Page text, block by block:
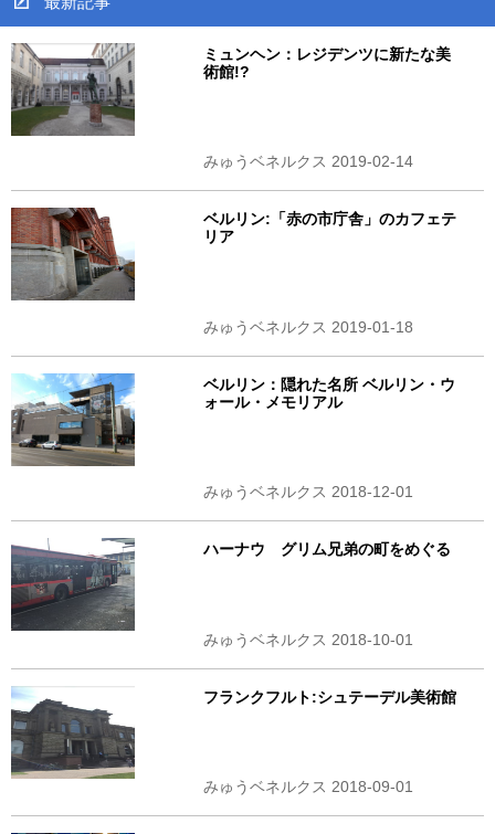
ミュンヘン：レジデンツに新たな美
術館!?
みゅうベネルクス 2019-02-14
ベルリン:「赤の市庁舎」のカフェテ
リア
みゅうベネルクス 2019-01-18
ベルリン：隠れた名所 ベルリン・ウ
ォール・メモリアル
みゅうベネルクス 2018-12-01
ハーナウ グリム兄弟の町をめぐる
みゅうベネルクス 2018-10-01
フランクフルト:シュテーデル美術館
みゅうベネルクス 2018-09-01